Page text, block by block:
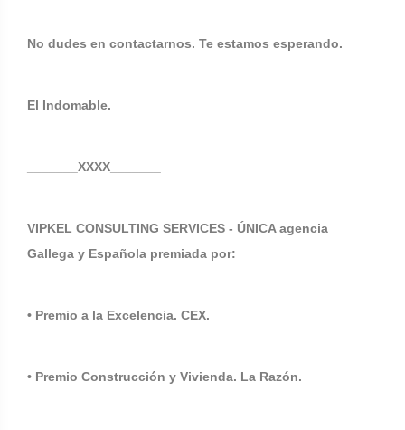
No dudes en contactarnos. Te estamos esperando.
El Indomable.
_______XXXX_______
VIPKEL CONSULTING SERVICES - ÚNICA agencia
Gallega y Española premiada por:
• Premio a la Excelencia. CEX.
• Premio Construcción y Vivienda. La Razón.